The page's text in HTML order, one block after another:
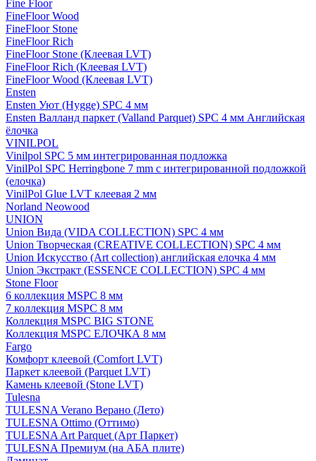
Fine Floor
FineFloor Wood
FineFloor Stone
FineFloor Rich
FineFloor Stone (Клеевая LVT)
FineFloor Rich (Клеевая LVT)
FineFloor Wood (Клеевая LVT)
Ensten
Ensten Уют (Hygge) SPC 4 мм
Ensten Валланд паркет (Valland Parquet) SPC 4 мм Английская
ёлочка
VINILPOL
Vinilpol SPC 5 мм интегрированная подложка
VinilPol SPC Herringbone 7 mm с интегрированной подложкой
(елочка)
VinilPol Glue LVT клеевая 2 мм
Norland Neowood
UNION
Union Вида (VIDA COLLECTION) SPC 4 мм
Union Творческая (CREATIVE COLLECTION) SPC 4 мм
Union Искусство (Art collection) английская елочка 4 мм
Union Экстракт (ESSENCE COLLECTION) SPC 4 мм
Stone Floor
6 коллекция MSPC 8 мм
7 коллекция MSPC 8 мм
Коллекция MSPC BIG STONE
Коллекция MSPC ЕЛОЧКА 8 мм
Fargo
Комфорт клеевой (Comfort LVT)
Паркет клеевой (Parquet LVT)
Камень клеевой (Stone LVT)
Tulesna
TULESNA Verano Верано (Лето)
TULESNA Ottimo (Оттимо)
TULESNA Art Parquet (Арт Паркет)
TULESNA Премиум (на АБА плите)